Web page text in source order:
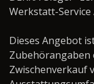
Werkstatt-Service
Dieses Angebot
Zubehörangaben
Zwischenverkauf